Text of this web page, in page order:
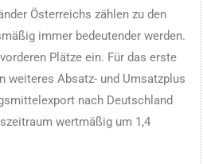
Österreichs zählen zu den
immer bedeutender werden.
Plätze ein. Für das erste
weiteres Absatz- und Umsatzplus
nach Deutschland
wertmäßig um 1,4